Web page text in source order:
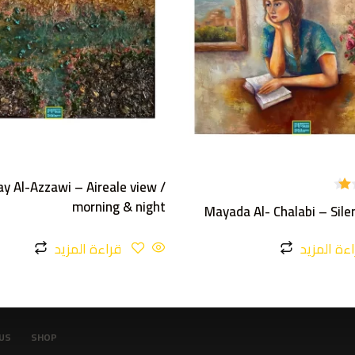
Mayada Al- Chalabi –
المزيد
Al-Azzawi – Aireale view /
morning & night
قراءة المزيد
SHOP